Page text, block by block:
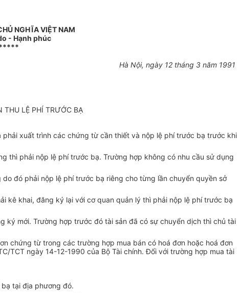
NGHĨA VIỆT NAM
- Hạnh phúc
Hà Nội, ngày 12 tháng 3 năm 1991
THU LỆ PHÍ TRƯỚC BẠ
xuất trình các chứng từ cần thiết và nộp lệ phí trước bạ trước khi
thì phải nộp lệ phí trước bạ. Trường hợp không có nhu cầu sử dụng
đó phải nộp lệ phí trước bạ riêng cho từng lần chuyển quyền sở
kê khai, đăng ký lại với cơ quan quản lý thì phải nộp lệ phí trước bạ
ký mới. Trường hợp trước đó tài sản đã có sự chuyển dịch thì chủ tài
chứng từ trong các trường hợp mua bán có hoá đơn hoặc hoá đơn
TCT ngày 14-12-1990 của Bộ Tài chính. Đối với trường hợp mua tài
tại địa phương đó.